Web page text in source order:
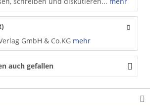
GmbH & Co.KG mehr
auch gefallen